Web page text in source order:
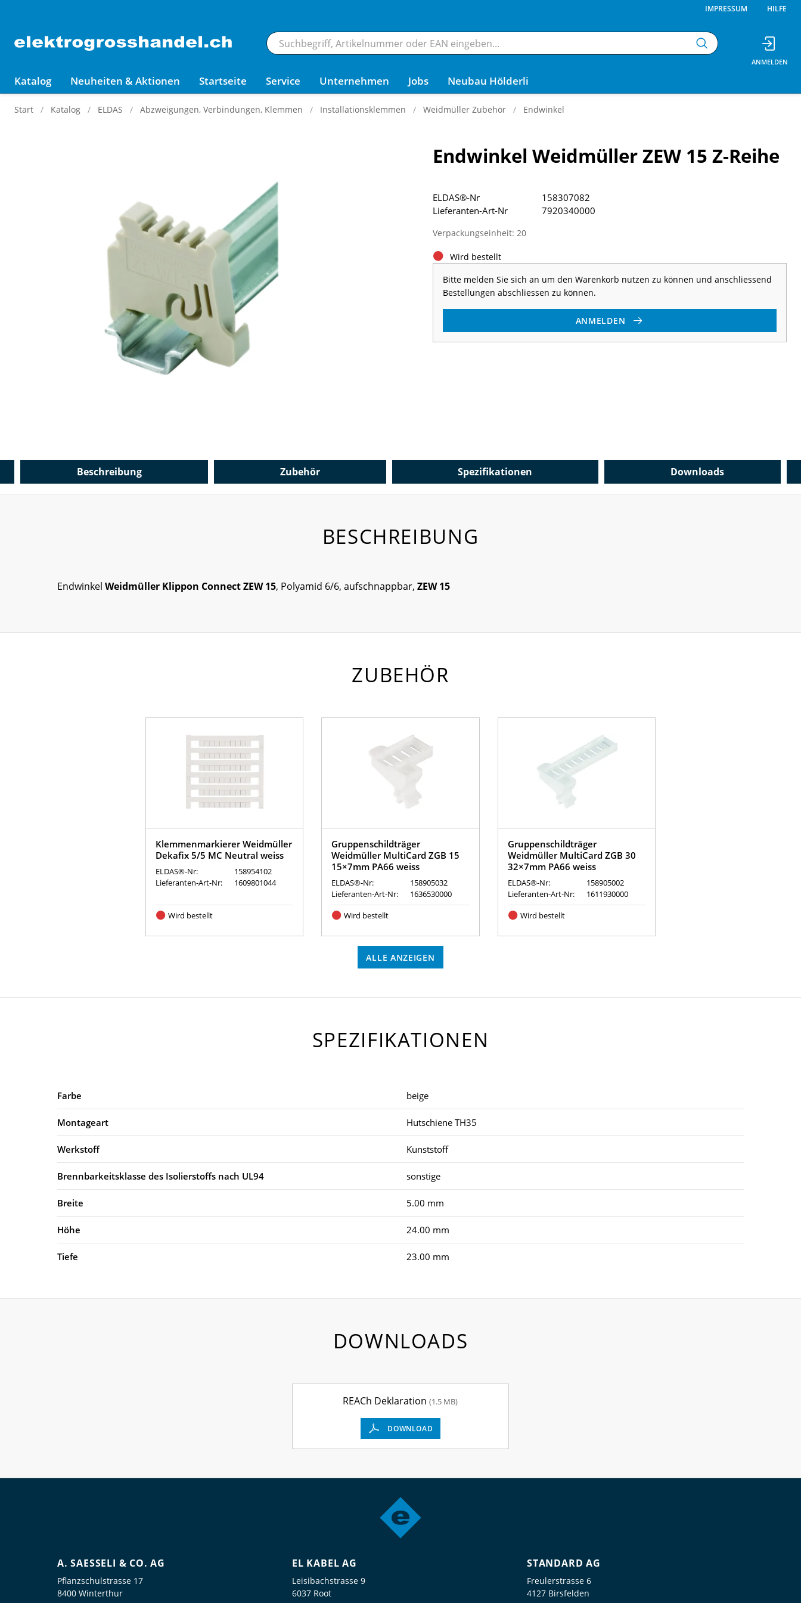
IMPRESSUM HILFE
Katalog Neuheiten & Aktionen Startseite Service Unternehmen Jobs Neubau Hölderli
Start Katalog ELDAS Abzweigungen, Verbindungen, Klemmen Installationsklemmen Weidmüller Zubehör Endwinkel
Endwinkel Weidmüller ZEW 15 Z-Reihe
Verpackungseinheit: 20
Wird bestellt
Bitte melden Sie sich an um den Warenkorb nutzen zu können und anschliessend
Bestellungen abschliessen zu können.
ANMELDEN
ELDAS®-Nr
158307082
Lieferanten-Art-Nr
7920340000
Beschreibung Zubehör Spezifikationen Downloads
BESCHREIBUNG
Endwinkel Weidmüller Klippon Connect ZEW 15, Polyamid 6/6, aufschnappbar, ZEW 15
ZUBEHÖR
Klemmenmarkierer Weidmüller
Dekafix 5/5 MC Neutral weiss
ELDAS®-Nr:
158954102
Lieferanten-Art-Nr:
1609801044
Wird bestellt
Gruppenschildträger
Weidmüller MultiCard ZGB 15
15×7mm PA66 weiss
ELDAS®-Nr:
158905032
Lieferanten-Art-Nr:
1636530000
Wird bestellt
Gruppenschildträger
Weidmüller MultiCard ZGB 30
32×7mm PA66 weiss
ELDAS®-Nr:
158905002
Lieferanten-Art-Nr:
1611930000
Wird bestellt
ALLE ANZEIGEN
SPEZIFIKATIONEN
Farbe beige
Montageart Hutschiene TH35
Werkstoff Kunststoff
Brennbarkeitsklasse des Isolierstoffs nach UL94 sonstige
Breite 5.00 mm
Höhe 24.00 mm
Tiefe 23.00 mm
DOWNLOADS
REACh Deklaration(1.5 MB)
DOWNLOAD
A. SAESSELI & CO. AG
Pflanzschulstrasse 17
8400 Winterthur
EL KABEL AG
Leisibachstrasse 9
6037 Root
STANDARD AG
Freulerstrasse 6
4127 Birsfelden